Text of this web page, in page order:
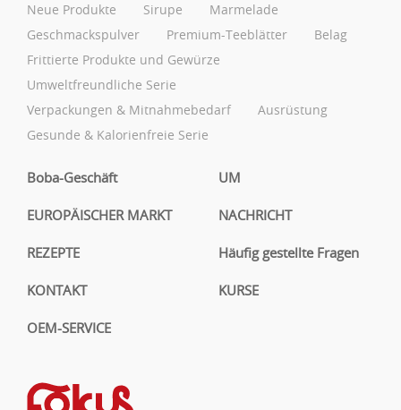
Neue Produkte Sirupe
Marmelade
Geschmackspulver
Premium-Teeblätter
Belag
Frittierte Produkte und Gewürze
Umweltfreundliche Serie
Verpackungen & Mitnahmebedarf
Ausrüstung
Gesunde & Kalorienfreie Serie
Boba-Geschäft UM
EUROPÄISCHER MARKT NACHRICHT
REZEPTE Häufig gestellte Fragen
KONTAKT KURSE
OEM-SERVICE